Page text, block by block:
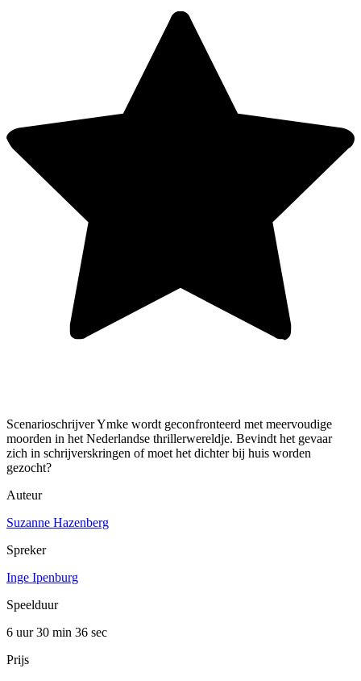
Scenarioschrijver Ymke wordt geconfronteerd met meervoudige
moorden in het Nederlandse thrillerwereldje. Bevindt het gevaar
zich in schrijverskringen of moet het dichter bij huis worden
gezocht?
Auteur
Suzanne Hazenberg
Spreker
Inge Ipenburg
Speelduur
6 uur 30 min 36 sec
Prijs